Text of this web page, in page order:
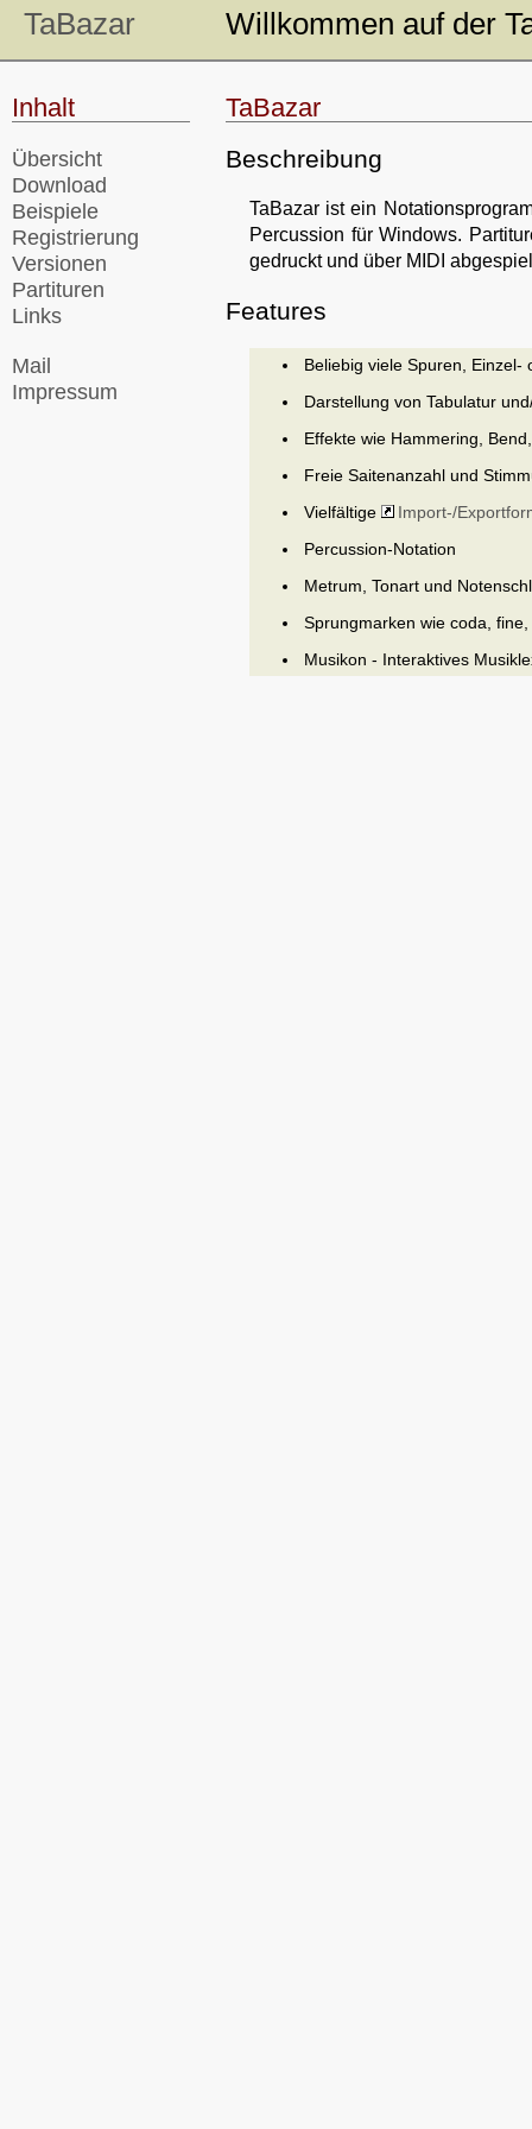
Inhalt
Übersicht
Download
Beispiele
Registrierung
Versionen
Partituren
Links
Mail
Impressum
TaBazar Willkommen auf der
TaBazar
Beschreibung
TaBazar ist ein
Percussion für Windows.
gedruckt und über MIDI
Features
Beliebig viele Spuren, Einzel-
Darstellung von Tabulatur
Effekte wie Hammering,
Freie Saitenanzahl und
Vielfältige
Import-/
Percussion-Notation
Metrum, Tonart und
Sprungmarken wie coda,
Musikon - Interaktives